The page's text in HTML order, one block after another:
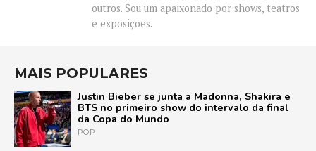
outros. Sou um apaixonado por shows, teatros
e exposições.
MAIS POPULARES
Justin Bieber se junta a Madonna, Shakira e
BTS no primeiro show do intervalo da final
da Copa do Mundo
POP